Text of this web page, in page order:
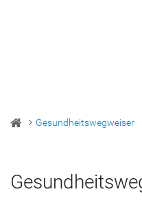
Gesundheitswegweiser